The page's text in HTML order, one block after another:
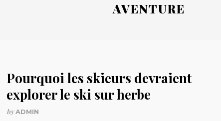
AVENTURE
Pourquoi les skieurs devraient
explorer le ski sur herbe
byADMIN